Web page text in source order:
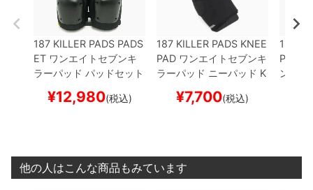
187 KILLER PADS PADS
ET ワンエイトセブンキ
ラーパッド パッドセット
クター セーフティーギア
¥12,980(税込)
187 KILLER PADS KNEE
PAD ワンエイトセブンキ
ラーパッド ニーパッド K
ター セーフティーギア
¥7,700(税込)
187
ンキラ
他の人はこんな商品もみています